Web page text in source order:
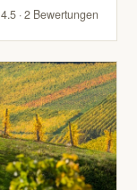
4.5 · 2 Bewertungen